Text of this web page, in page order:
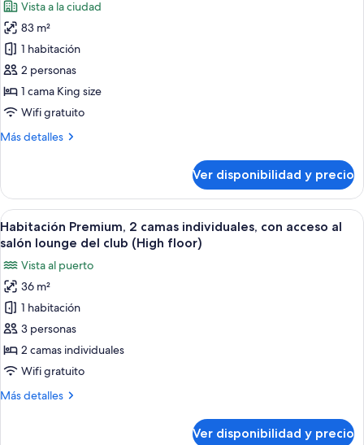
del
club,
vista
al
puerto
size,
con
acceso
al
salón
lounge
del
club,
al
las
fotos
de
Suite,
1
habitación
(Panoramic
View)
Vista a la ciudad
83 m²
1 habitación
2 personas
1 cama King size
Wifi gratuito
Más detalles
Más
1
habitación
(Panoramic
View)
Ver disponibilidad y precio
Ver
todas
fotos
de
Habitación
Premium,
2
camas
con
Habitación de hotel con una cama
5
Habitación Premium, 2 camas individuales, con acceso al
salón lounge del club (High floor)
Vista al puerto
36 m²
1 habitación
3 personas
2 camas individuales
Wifi gratuito
Más detalles
Más
Ver disponibilidad y precio